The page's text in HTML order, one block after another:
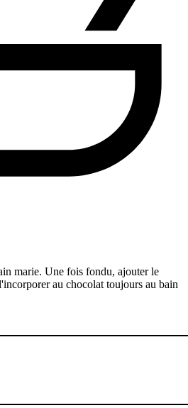
marie. Une fois fondu, ajouter le
au chocolat toujours au bain